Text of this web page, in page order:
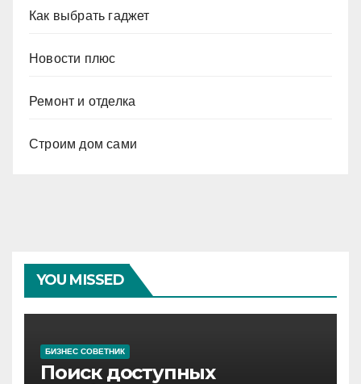
Как выбрать гаджет
Новости плюс
Ремонт и отделка
Строим дом сами
YOU MISSED
БИЗНЕС СОВЕТНИК
Поиск доступных